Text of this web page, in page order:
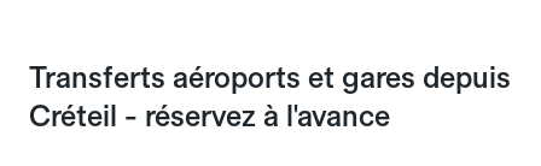
Transferts aéroports et gares depuis
Créteil - réservez à l'avance